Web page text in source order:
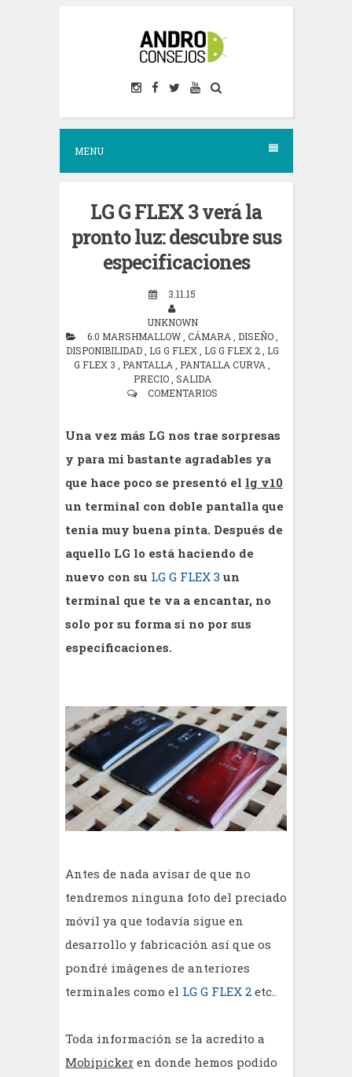
MENU
LG G FLEX 3 verá la
pronto luz: descubre sus
especificaciones
3.11.15
UNKNOWN
6.0 MARSHMALLOW CÁMARA DISEÑO
DISPONIBILIDAD
LG G FLEX LG G FLEX 2
LG
G FLEX 3
PANTALLA PANTALLA CURVA
PRECIO SALIDA
COMENTARIOS
Una vez más LG nos trae sorpresas
y para mi bastante agradables ya
que hace poco se presentó el lg v10
un terminal con doble pantalla que
tenia muy buena pinta. Después de
aquello LG lo está haciendo de
nuevo con su LG G FLEX 3 un
terminal que te va a encantar, no
solo por su forma si no por sus
especificaciones.
Antes de nada avisar de que no
tendremos ninguna foto del preciado
móvil ya que todavía sigue en
desarrollo y fabricación así que os
pondré imágenes de anteriores
terminales como el LG G FLEX 2 etc..
Toda información se la acredito a
Mobipicker en donde hemos podido